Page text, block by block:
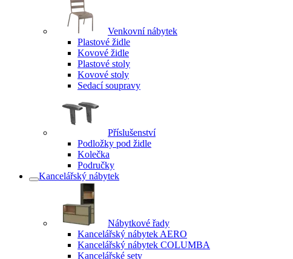
Venkovní nábytek
Plastové židle
Kovové židle
Plastové stoly
Kovové stoly
Sedací soupravy
Příslušenství
Podložky pod židle
Kolečka
Područky
Kancelářský nábytek
Nábytkové řady
Kancelářský nábytek AERO
Kancelářský nábytek COLUMBA
Kancelářské sety